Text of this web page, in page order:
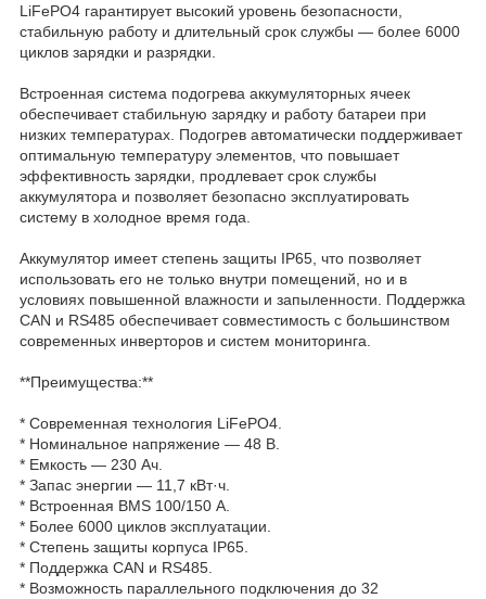
LiFePO4 гарантирует высокий уровень безопасности,
стабильную работу и длительный срок службы — более 6000
циклов зарядки и разрядки.
Встроенная система подогрева аккумуляторных ячеек
обеспечивает стабильную зарядку и работу батареи при
низких температурах. Подогрев автоматически поддерживает
оптимальную температуру элементов, что повышает
эффективность зарядки, продлевает срок службы
аккумулятора и позволяет безопасно эксплуатировать
систему в холодное время года.
Аккумулятор имеет степень защиты IP65, что позволяет
использовать его не только внутри помещений, но и в
условиях повышенной влажности и запыленности. Поддержка
CAN и RS485 обеспечивает совместимость с большинством
современных инверторов и систем мониторинга.
**Преимущества:**
* Современная технология LiFePO4.
* Номинальное напряжение — 48 В.
* Емкость — 230 Ач.
* Запас энергии — 11,7 кВт·ч.
* Встроенная BMS 100/150 А.
* Более 6000 циклов эксплуатации.
* Степень защиты корпуса IP65.
* Поддержка CAN и RS485.
* Возможность параллельного подключения до 32